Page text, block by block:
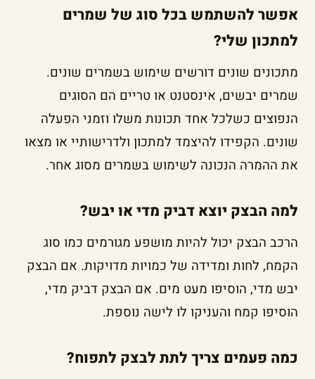
אפשר להשתמש בכל סוג של שמרים
למתכון שלי?
מתכונים שונים דורשים שימוש בשמרים שונים.
שמרים יבשים, אינסטנט או טריים הם הסוגים
הנפוצים כשלכל אחד תכונות משלו וזמני הפעלה
שונים. הקפידו להיצמד למתכון ולדרישותיי או מצאו
את ההמרה הנכונה לשימוש בשמרים מסוג אחר.
למה הבצק יוצא דביק מדי או יבש?
הרכב הבצק יכול להיות מושפע מגורמים כמו סוג
הקמח, לחות ומדידה של כמויות מדויקות. אם הבצק
יבש מדי, הוסיפו מעט מים. אם הבצק דביק מדי,
הוסיפו קמח והעניקו לו לישה נוספת.
כמה פעמים צריך לתת לבצק לתפוח?